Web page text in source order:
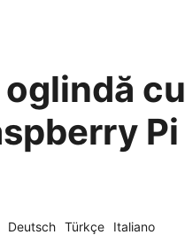
cu
Pi
Deutsch Türkçe
Italiano